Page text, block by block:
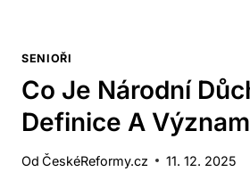
SENIOŘI
Co Je Národní
Definice A Význam
Od ČeskéReformy.cz 11. 12. 2025